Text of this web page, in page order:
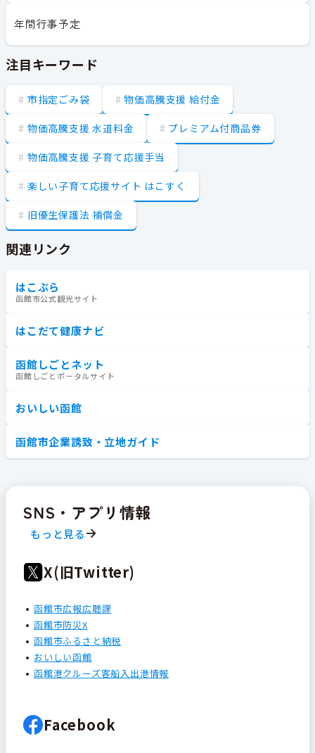
年間行事予定
注目キーワード
市指定ごみ袋 物価高騰支援 給付金
物価高騰支援 水道料金 プレミアム付商品券
物価高騰支援 子育て応援手当
楽しい子育て応援サイト はこすく
旧優生保護法 補償金
関連リンク
はこぶら
函館市公式観光サイト
はこだて健康ナビ
函館しごとネット
函館しごとポータルサイト
おいしい函館
函館市企業誘致・立地ガイド
SNS・アプリ情報
もっと見る
X(旧Twitter)
函館市広報広聴課
函館市防災X
函館市ふるさと納税
おいしい函館
函館港クルーズ客船入出港情報
Facebook